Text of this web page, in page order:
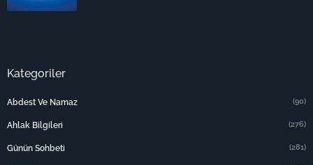
Kategoriler
Abdest Ve Namaz (90)
Ahlak Bilgileri (276)
Günün Sohbeti (281)